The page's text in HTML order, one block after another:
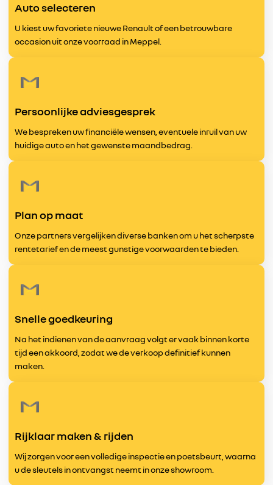
Auto selecteren
U kiest uw favoriete nieuwe Renault of een betrouwbare
occasion uit onze voorraad in Meppel.
Persoonlijke adviesgesprek
We bespreken uw financiële wensen, eventuele inruil van uw
huidige auto en het gewenste maandbedrag.
Plan op maat
Onze partners vergelijken diverse banken om u het scherpste
rentetarief en de meest gunstige voorwaarden te bieden.
Snelle goedkeuring
Na het indienen van de aanvraag volgt er vaak binnen korte
tijd een akkoord, zodat we de verkoop definitief kunnen
maken.
Rijklaar maken & rijden
Wij zorgen voor een volledige inspectie en poetsbeurt, waarna
u de sleutels in ontvangst neemt in onze showroom.